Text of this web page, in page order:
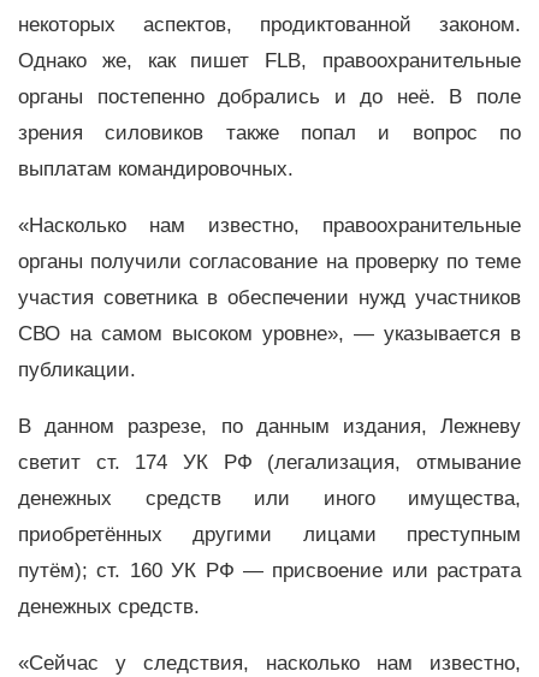
некоторых аспектов, продиктованной законом.
Однако же, как пишет FLB, правоохранительные
органы постепенно добрались и до неё. В поле
зрения силовиков также попал и вопрос по
выплатам командировочных.
«Насколько нам известно, правоохранительные
органы получили согласование на проверку по теме
участия советника в обеспечении нужд участников
СВО на самом высоком уровне», — указывается в
публикации.
В данном разрезе, по данным издания, Лежневу
светит ст. 174 УК РФ (легализация, отмывание
денежных средств или иного имущества,
приобретённых другими лицами преступным
путём); ст. 160 УК РФ — присвоение или растрата
денежных средств.
«Сейчас у следствия, насколько нам известно,